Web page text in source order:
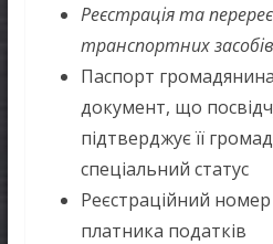
Реєстрація та
транспортних
Паспорт
документ, що
підтверджує її
спеціальний статус
Реєстраційний номер
платника податків